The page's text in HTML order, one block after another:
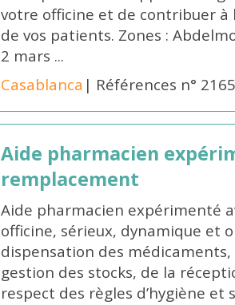
votre officine et de contribuer
de vos patients. Zones :
2 mars ...
Casablanca | Références n°
Aide pharmacien
remplacement
Aide pharmacien expérimenté
officine, sérieux, dynamique et
dispensation des
gestion des stocks, de la
respect des règles d’hygiène